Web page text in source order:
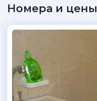
Номера и цены